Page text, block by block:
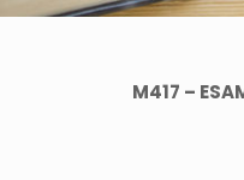
M417 –